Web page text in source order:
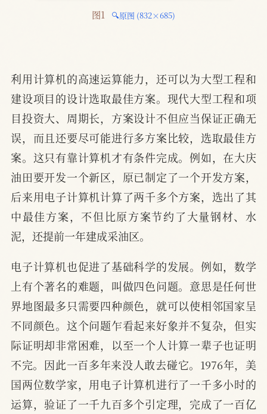
图1 🔍原图 (832×685)
利用计算机的高速运算能力，还可以为大型工程和
建设项目的设计选取最佳方案。现代大型工程和项
目投资大、周期长，方案设计不但应当保证正确无
误，而且还要尽可能进行多方案比较，选取最佳方
案。这只有靠计算机才有条件完成。例如，在大庆
油田要开发一个新区，原已制定了一个开发方案，
后来用电子计算机计算了两千多个方案，选出了其
中最佳方案，不但比原方案节约了大量钢材、水
泥，还提前一年建成采油区。
电子计算机也促进了基础科学的发展。例如，数学
上有个著名的难题，叫做四色问题。意思是任何世
界地图最多只需要四种颜色，就可以使相邻国家呈
不同颜色。这个问题乍看起来好象并不复杂，但实
际证明却非常困难，以至一个人计算一辈子也证明
不完。因此一百多年来没人敢去碰它。1976年，美
国两位数学家，用电子计算机进行了一千多小时的
运算，验证了一千九百多个引定理，完成了一百亿